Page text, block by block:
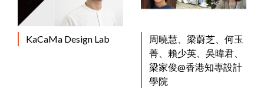
KaCaMa Design Lab
周曉慧、梁蔚芝、何玉
菁、賴少英、吳暐君、
梁家俊@香港知專設計
學院